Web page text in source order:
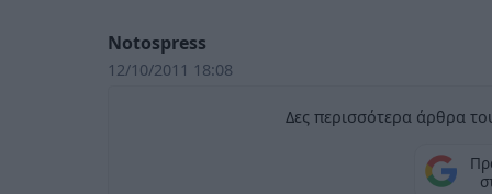
Notospress
12/10/2011 18:08
Δες περισσότερα άρθρα